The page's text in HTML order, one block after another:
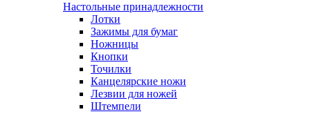
Настольные принадлежности
Лотки
Зажимы для бумаг
Ножницы
Кнопки
Точилки
Канцелярские ножи
Лезвии для ножей
Штемпели